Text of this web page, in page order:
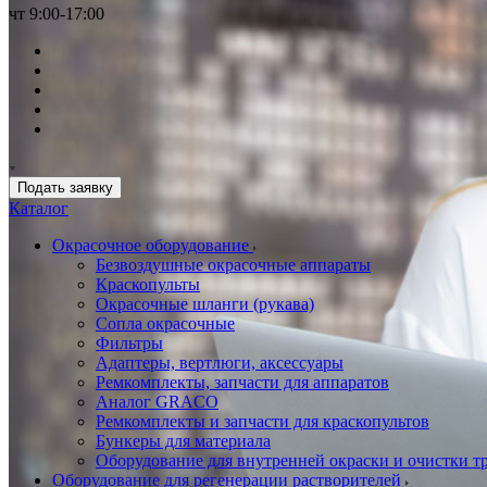
чт 9:00-17:00
Подать заявку
Каталог
Окрасочное оборудование
Безвоздушные окрасочные аппараты
Краскопульты
Окрасочные шланги (рукава)
Сопла окрасочные
Фильтры
Адаптеры, вертлюги, аксессуары
Ремкомплекты, запчасти для аппаратов
Аналог GRACO
Ремкомплекты и запчасти для краскопультов
Бункеры для материала
Оборудование для внутренней окраски и очистки
Оборудование для регенерации растворителей